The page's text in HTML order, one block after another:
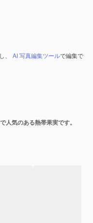
AI 写真編集ツールで編集で
人気のある熱帯果実です。